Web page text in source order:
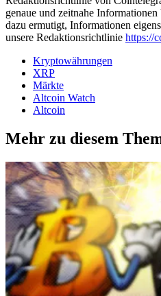
genaue und zeitnahe
dazu ermutigt, Informationen
unsere Redaktionsrichtlinie https://
Kryptowährungen
XRP
Märkte
Altcoin Watch
Altcoin
Mehr zu diesem